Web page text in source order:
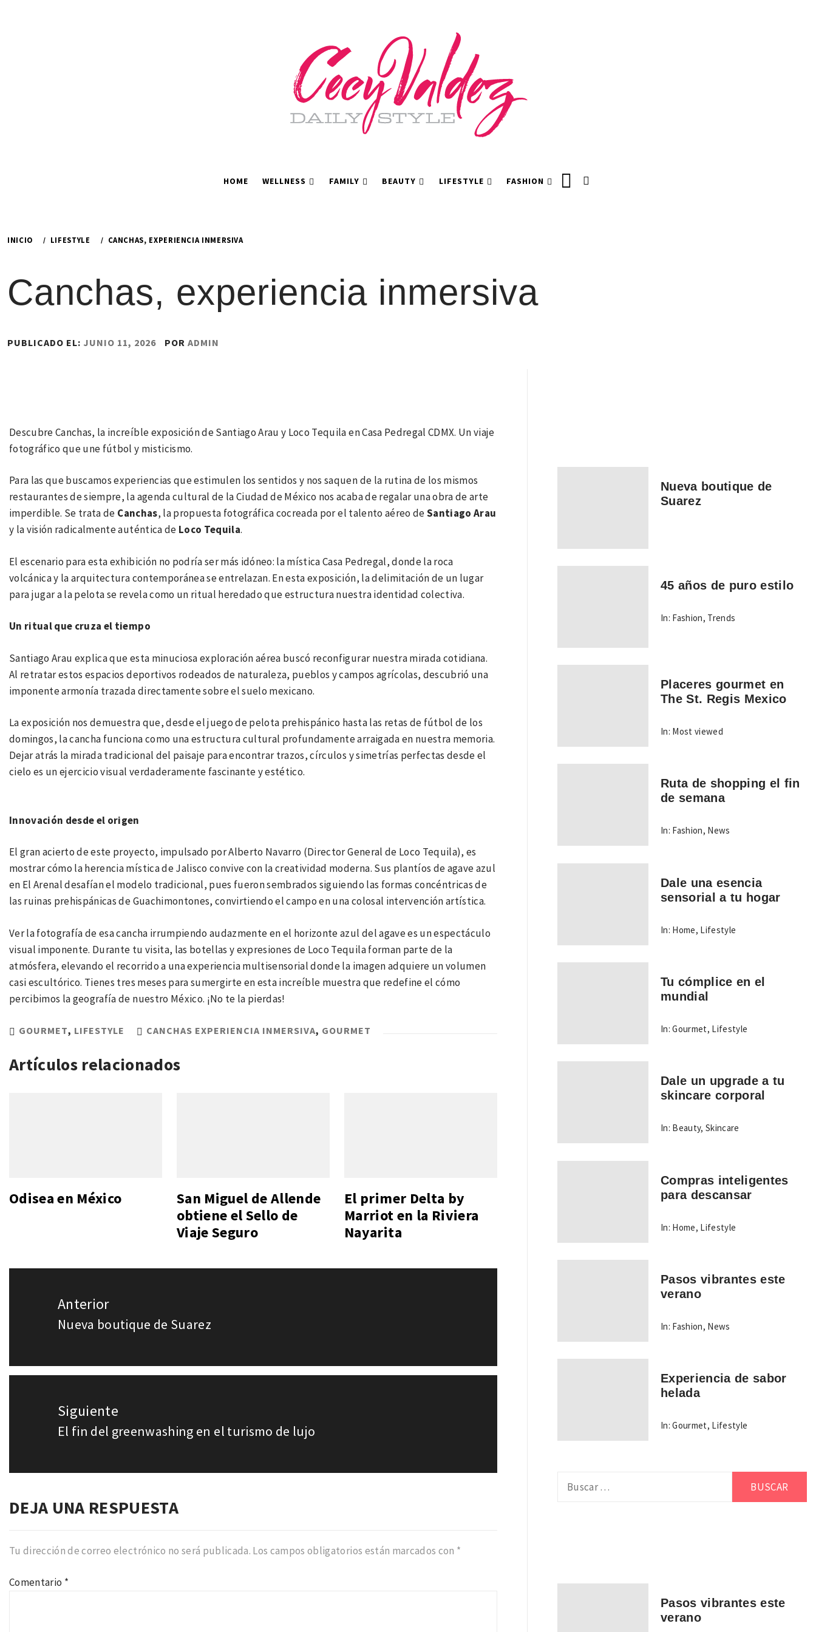
HOME WELLNESS FAMILY BEAUTY LIFESTYLE FASHION
INICIO LIFESTYLE CANCHAS, EXPERIENCIA INMERSIVA
Canchas, experiencia inmersiva
PUBLICADO EL: JUNIO 11, 2026 POR ADMIN
Descubre Canchas, la increíble exposición de Santiago Arau y Loco Tequila en Casa Pedregal CDMX. Un viaje
fotográfico que une fútbol y misticismo.
Para las que buscamos experiencias que estimulen los sentidos y nos saquen de la rutina de los mismos
restaurantes de siempre, la agenda cultural de la Ciudad de México nos acaba de regalar una obra de arte
imperdible. Se trata de Canchas, la propuesta fotográfica cocreada por el talento aéreo deSantiago Arau
y la visión radicalmente auténtica de Loco Tequila.
El escenario para esta exhibición no podría ser más idóneo: la mística Casa Pedregal, donde la roca
volcánica y la arquitectura contemporánea se entrelazan. En esta exposición, la delimitación de un lugar
para jugar a la pelota se revela como un ritual heredado que estructura nuestra identidad colectiva.
Un ritual que cruza el tiempo
Santiago Arau explica que esta minuciosa exploración aérea buscó reconfigurar nuestra mirada cotidiana.
Al retratar estos espacios deportivos rodeados de naturaleza, pueblos y campos agrícolas, descubrió una
imponente armonía trazada directamente sobre el suelo mexicano.
La exposición nos demuestra que, desde el juego de pelota prehispánico hasta las retas de fútbol de los
domingos, la cancha funciona como una estructura cultural profundamente arraigada en nuestra memoria.
Dejar atrás la mirada tradicional del paisaje para encontrar trazos, círculos y simetrías perfectas desde el
cielo es un ejercicio visual verdaderamente fascinante y estético.
Innovación desde el origen
El gran acierto de este proyecto, impulsado por Alberto Navarro (Director General de Loco Tequila), es
mostrar cómo la herencia mística de Jalisco convive con la creatividad moderna. Sus plantíos de agave azul
en El Arenal desafían el modelo tradicional, pues fueron sembrados siguiendo las formas concéntricas de
las ruinas prehispánicas de Guachimontones, convirtiendo el campo en una colosal intervención artística.
Ver la fotografía de esa cancha irrumpiendo audazmente en el horizonte azul del agave es un espectáculo
visual imponente. Durante tu visita, las botellas y expresiones de Loco Tequila forman parte de la
atmósfera, elevando el recorrido a una experiencia multisensorial donde la imagen adquiere un volumen
casi escultórico. Tienes tres meses para sumergirte en esta increíble muestra que redefine el cómo
percibimos la geografía de nuestro México. ¡No te la pierdas!
GOURMET, LIFESTYLE CANCHAS EXPERIENCIA INMERSIVA, GOURMET
Artículos relacionados
Odisea en México
San Miguel de Allende
obtiene el Sello de
Viaje Seguro
El primer Delta by
Marriot en la Riviera
Nayarita
entradas
Anterior
Entrada
Nueva boutique de Suarez
Siguiente
Entrada
El fin del greenwashing en el turismo de lujo
DEJA UNA RESPUESTA
Tu dirección de correo electrónico no será publicada. Los campos obligatorios están marcados con *
Comentario *
Nueva boutique de
Suarez
45 años de puro estilo
In: Fashion, Trends
Placeres gourmet en
The St. Regis Mexico
In: Most viewed
Ruta de shopping el fin
de semana
In: Fashion, News
Dale una esencia
sensorial a tu hogar
In: Home, Lifestyle
Tu cómplice en el
mundial
In: Gourmet, Lifestyle
Dale un upgrade a tu
skincare corporal
In: Beauty,Skincare
Compras inteligentes
para descansar
In: Home, Lifestyle
Pasos vibrantes este
verano
In: Fashion, News
Experiencia de sabor
helada
In: Gourmet, Lifestyle
Pasos vibrantes este
verano